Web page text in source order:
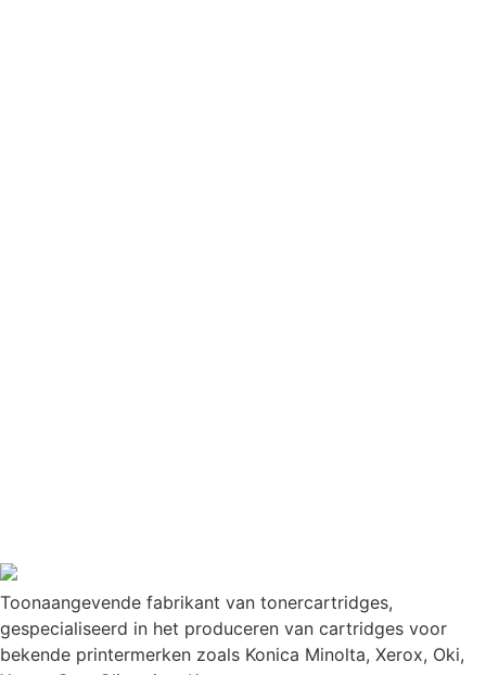
Toonaangevende fabrikant van tonercartridges,
gespecialiseerd in het produceren van cartridges voor
bekende printermerken zoals Konica Minolta, Xerox, Oki,